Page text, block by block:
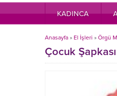
KADINCA
Anasayfa » El İşleri » Örgü
Çocuk Şapkası